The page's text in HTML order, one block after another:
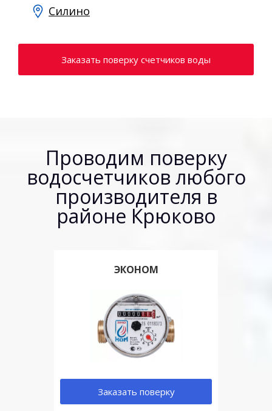
Силино
Заказать поверку счетчиков воды
Проводим поверку
водосчетчиков любого
производителя в
районе Крюково
ЭКОНОМ
Заказать поверку